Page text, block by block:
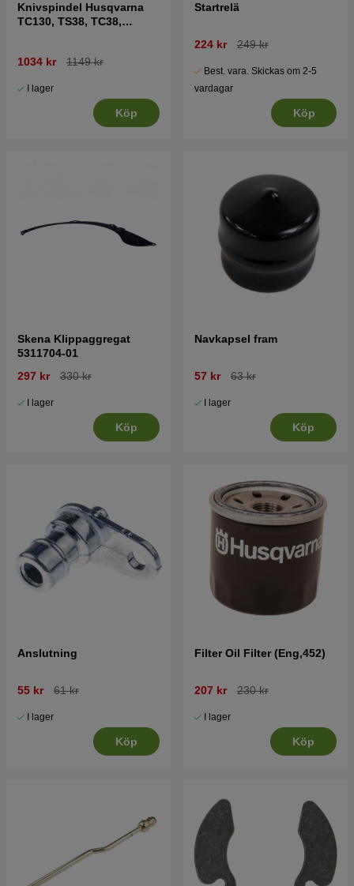
Knivspindel Husqvarna
TC130, TS38, TC38,
1034 kr 1149 kr
I lager
Köp
Startrelä
224 kr 249 kr
Best. vara. Skickas om 2-5
vardagar
Köp
Skena Klippaggregat
5311704-01
297 kr
330 kr
I lager
Köp
Navkapsel fram
57 kr 63 kr
I lager
Köp
Anslutning
55 kr 61 kr
I lager
Köp
Filter Oil Filter (Eng,452)
207 kr 230 kr
I lager
Köp